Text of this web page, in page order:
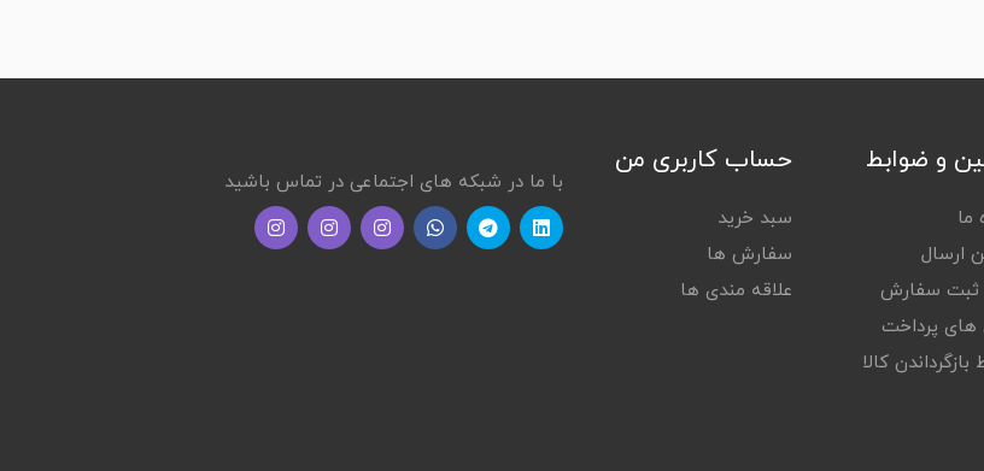
و ضوابط
ما
ارسال
ثبت سفارش
پرداخت
بازگرداندن کالا
حساب کاربری من
سبد خرید
سفارش ها
علاقه مندی ها
با ما در شبکه های اجتماعی در تماس باشید